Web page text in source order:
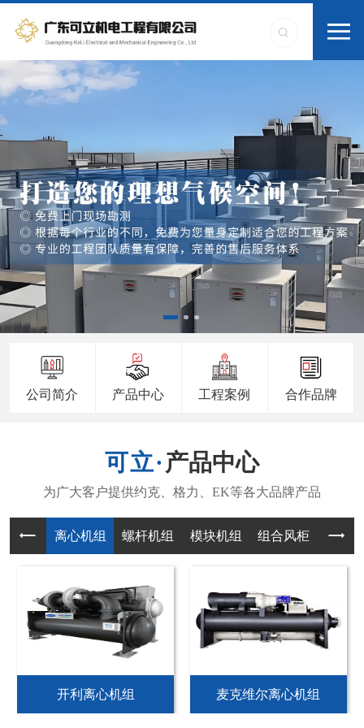
公司简介 产品中心 工程案例 合作品牌
产品中心
离心机组 螺杆机组 模块机组 组合风柜 风机
开利离心机组 麦克维尔离心机组